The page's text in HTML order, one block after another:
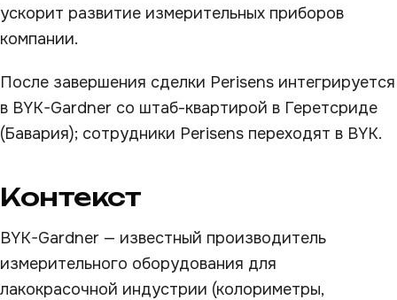
ускорит развитие измерительных приборов
компании.
После завершения сделки Perisens интегрируется
в BYK-Gardner со штаб-квартирой в Геретсриде
(Бавария); сотрудники Perisens переходят в BYK.
Контекст
BYK-Gardner — известный производитель
измерительного оборудования для
лакокрасочной индустрии (колориметры,